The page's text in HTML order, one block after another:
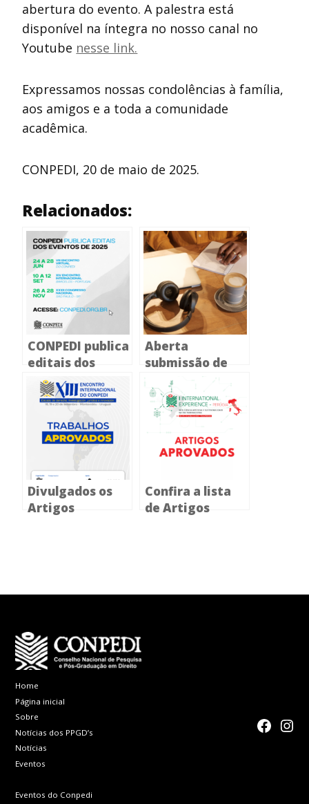
abertura do evento. A palestra está
disponível na íntegra no nosso canal no
Youtube nesse link.
Expressamos nossas condolências à família,
aos amigos e a toda a comunidade
acadêmica.
CONPEDI, 20 de maio de 2025.
Relacionados:
CONPEDI publica
editais dos
eventos de 2025
Aberta
submissão de
Artigos e
Pôsteres para o
VIII Encontro
Virtual do
CONPEDI
Divulgados os
Artigos
Confira a lista
de Artigos
Home
Página inicial
Sobre
Notícias dos PPGD’s
Notícias
Eventos
Eventos do Conpedi